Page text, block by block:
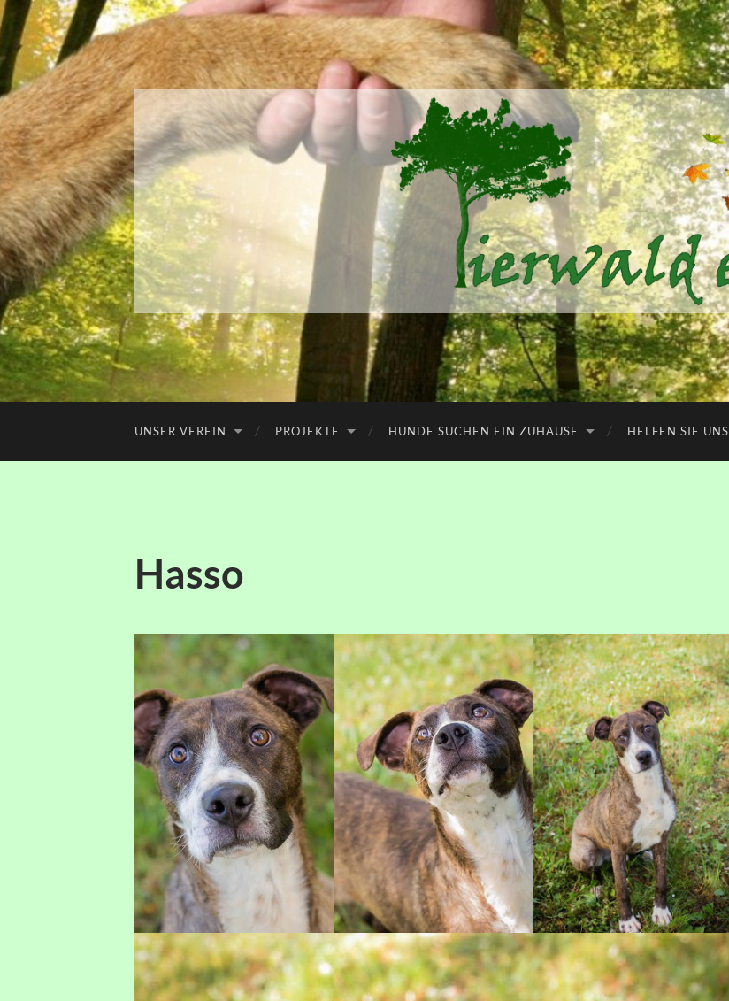
Tierwald
e.V.
UNSER VEREIN PROJEKTE HUNDE SUCHEN EIN ZUHAUSE HELFEN SIE UNS
Hasso